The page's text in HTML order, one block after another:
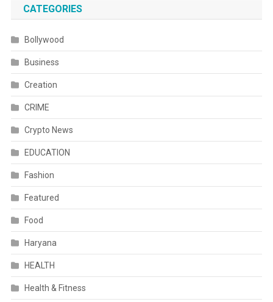
CATEGORIES
Bollywood
Business
Creation
CRIME
Crypto News
EDUCATION
Fashion
Featured
Food
Haryana
HEALTH
Health & Fitness